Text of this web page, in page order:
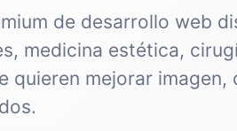
de desarrollo web
medicina estética,
quieren mejorar imagen,